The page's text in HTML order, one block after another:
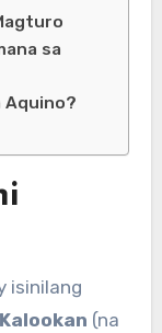
sa
Aquino?
isinilang
(na